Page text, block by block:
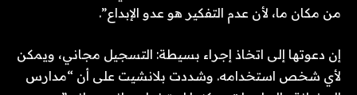
من مكان ما، لأن عدم التفكير هو عدو الإبداع”.
إن دعوتها إلى اتخاذ إجراء بسيطة: التسجيل مجاني، ويمكن
لأي شخص استخدامه. وشددت بلانشيت على أن “مدارس